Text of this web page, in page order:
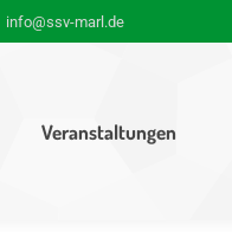
info@ssv-marl.de
Veranstaltungen